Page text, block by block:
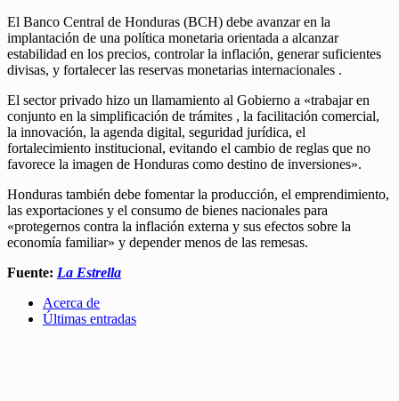
El Banco Central de Honduras (BCH) debe avanzar en la
implantación de una política monetaria orientada a alcanzar
estabilidad en los precios, controlar la inflación, generar suficientes
divisas, y fortalecer las reservas monetarias internacionales .
El sector privado hizo un llamamiento al Gobierno a «trabajar en
conjunto en la simplificación de trámites , la facilitación comercial,
la innovación, la agenda digital, seguridad jurídica, el
fortalecimiento institucional, evitando el cambio de reglas que no
favorece la imagen de Honduras como destino de inversiones».
Honduras también debe fomentar la producción, el emprendimiento,
las exportaciones y el consumo de bienes nacionales para
«protegernos contra la inflación externa y sus efectos sobre la
economía familiar» y depender menos de las remesas.
Fuente: La Estrella
Acerca de
Últimas entradas